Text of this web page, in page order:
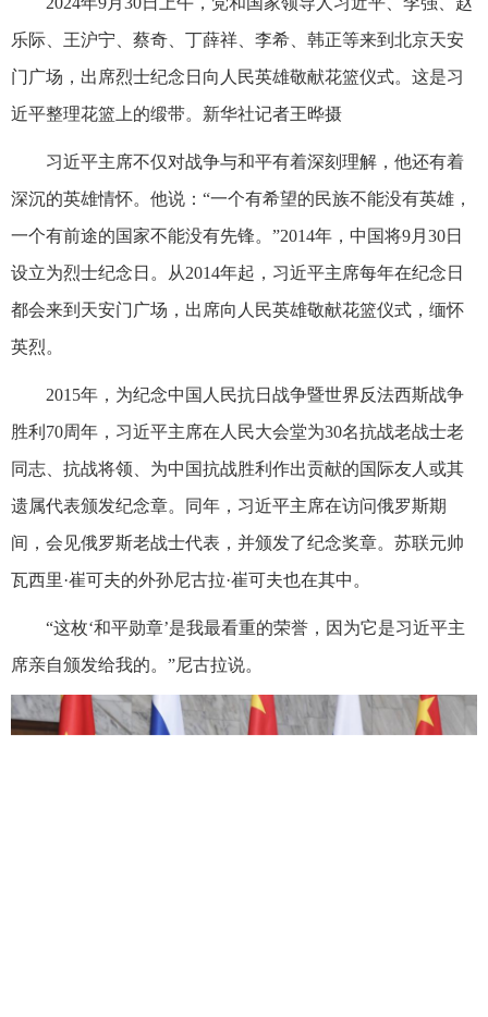
乐际、王沪宁、蔡奇、丁薛祥、李希、韩正等来到北京天安
门广场，出席烈士纪念日向人民英雄敬献花篮仪式。这是习
近平整理花篮上的缎带。新华社记者王晔摄
习近平主席不仅对战争与和平有着深刻理解，他还有着
深沉的英雄情怀。他说：“一个有希望的民族不能没有英雄，
一个有前途的国家不能没有先锋。”2014年，中国将9月30日
设立为烈士纪念日。从2014年起，习近平主席每年在纪念日
都会来到天安门广场，出席向人民英雄敬献花篮仪式，缅怀
英烈。
2015年，为纪念中国人民抗日战争暨世界反法西斯战争
胜利70周年，习近平主席在人民大会堂为30名抗战老战士老
同志、抗战将领、为中国抗战胜利作出贡献的国际友人或其
遗属代表颁发纪念章。同年，习近平主席在访问俄罗斯期
间，会见俄罗斯老战士代表，并颁发了纪念奖章。苏联元帅
瓦西里·崔可夫的外孙尼古拉·崔可夫也在其中。
“这枚‘和平勋章’是我最看重的荣誉，因为它是习近平主
席亲自颁发给我的。”尼古拉说。